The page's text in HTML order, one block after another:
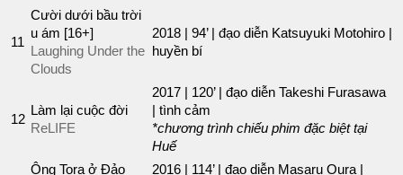
11
Cười dưới bầu trời
u ám [16+]
Laughing Under the
Clouds
2018 | 94’ | đạo diễn Katsuyuki Motohiro |
huyền bí
12
Làm lại cuộc đời
ReLIFE
2017 | 120’ | đạo diễn Takeshi Furasawa
| tình cảm
*chương trình chiếu phim đặc biệt tại
Huế
Ông Tora ở Đảo
2016 | 114’ | đạo diễn Masaru Oura |